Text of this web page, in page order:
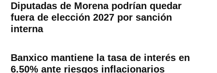
Diputadas de Morena podrían quedar
fuera de elección 2027 por sanción
interna
Banxico mantiene la tasa de interés en
6.50% ante riesgos inflacionarios